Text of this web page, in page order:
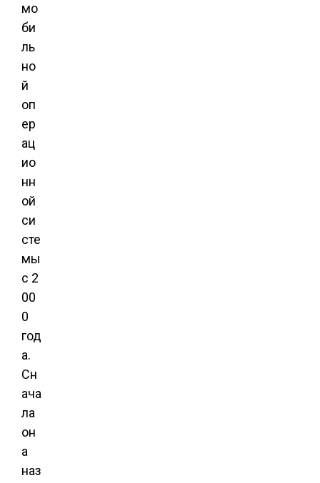
мо
би
ль
но
й
оп
ер
ац
ио
нн
ой
си
сте
мы
с 2
00
0
год
а.
Сн
ача
ла
он
а
наз